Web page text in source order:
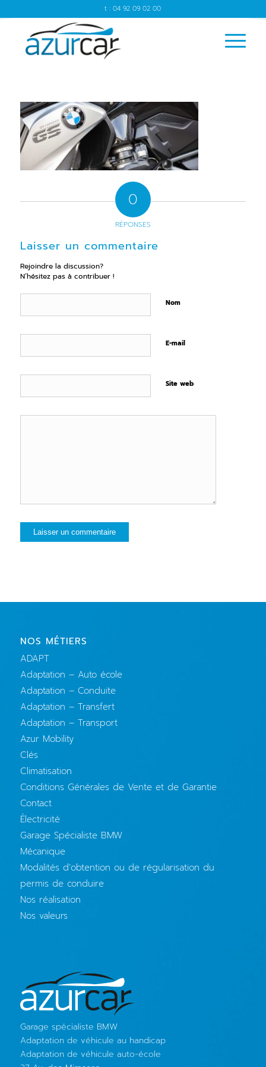
t : 04 92 09 02 00
0
RÉPONSES
Laisser un commentaire
Rejoindre la discussion?
N’hésitez pas à contribuer !
Nom
E-mail
Site web
NOS MÉTIERS
ADAPT
Adaptation – Auto école
Adaptation – Conduite
Adaptation – Transfert
Adaptation – Transport
Azur Mobility
Clés
Climatisation
Conditions Générales de Vente et de Garantie
Contact
Électricité
Garage Spécialiste BMW
Mécanique
Modalités d’obtention ou de régularisation du
permis de conduire
Nos réalisation
Nos valeurs
Garage spécialiste BMW
Adaptation de véhicule au handicap
Adaptation de véhicule auto-école